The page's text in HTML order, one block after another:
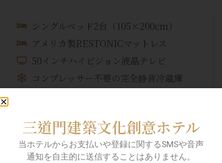
シングルベッド2台（105×200cm）
アメリカ製RESTONICマットレス
50インチハイビジョン液晶テレビ
コンプレッサー不要の完全静音冷蔵庫
ホテル全域で無料の有線インターネットア
クセスと無料のWi-Fiアクセスをご利用い
ただけます。
三道門建築文化創意ホテル
当ホテルからお支払いや登録に関するSMSや音声
通知を自主的に送信することはありません。